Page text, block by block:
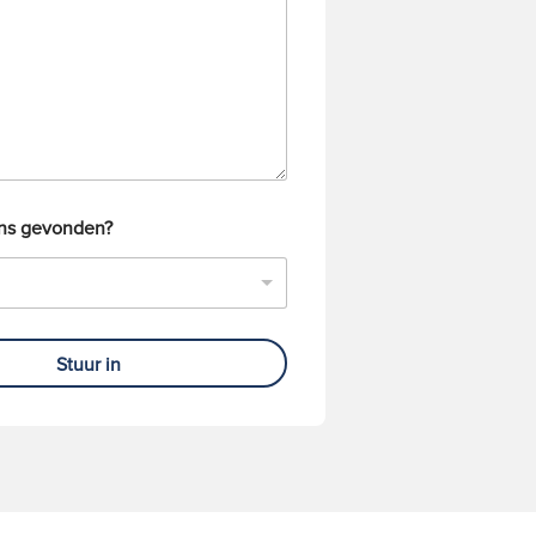
gevonden?
Stuur in